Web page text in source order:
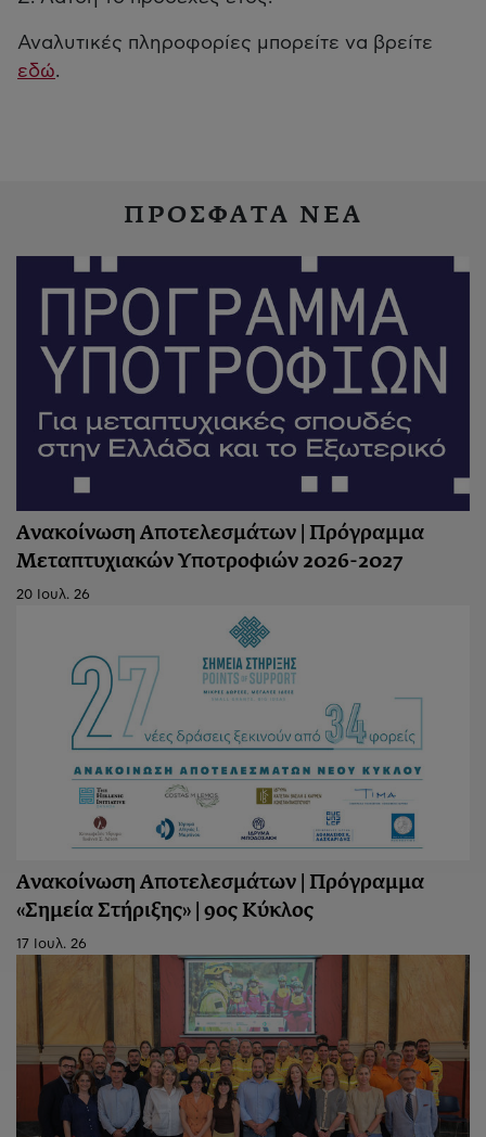
Αναλυτικές πληροφορίες μπορείτε να βρείτε
εδώ.
ΠΡΟΣΦΑΤΑ ΝΕΑ
Ανακοίνωση Αποτελεσμάτων | Πρόγραμμα
Μεταπτυχιακών Υποτροφιών 2026-2027
20 Ιουλ. 26
Ανακοίνωση Aποτελεσμάτων | Πρόγραμμα
«Σημεία Στήριξης» | 9ος Κύκλος
17 Ιουλ. 26